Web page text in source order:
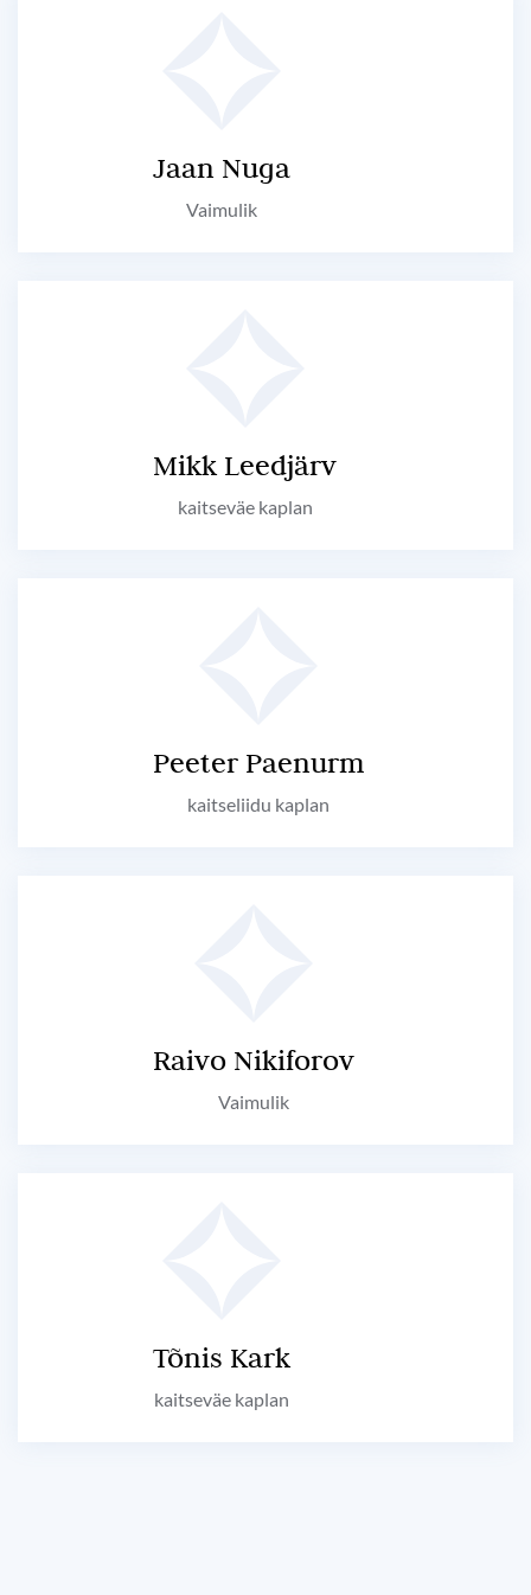
Jaan Nuga
Vaimulik
Mikk Leedjärv
kaitseväe kaplan
Peeter Paenurm
kaitseliidu kaplan
Raivo Nikiforov
Vaimulik
Tõnis Kark
kaitseväe kaplan